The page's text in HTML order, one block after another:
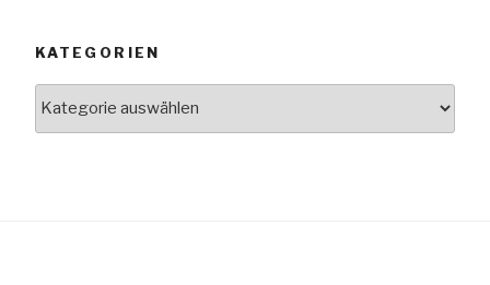
KATEGORIEN